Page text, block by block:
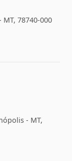
78740-000
- MT,